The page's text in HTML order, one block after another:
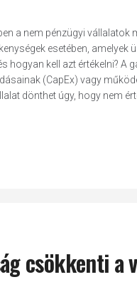
a nem pénzügyi
esetében,
hogyan kell azt értékelni?
(CapEx) vagy
dönthet úgy, hogy nem
csökkenti a